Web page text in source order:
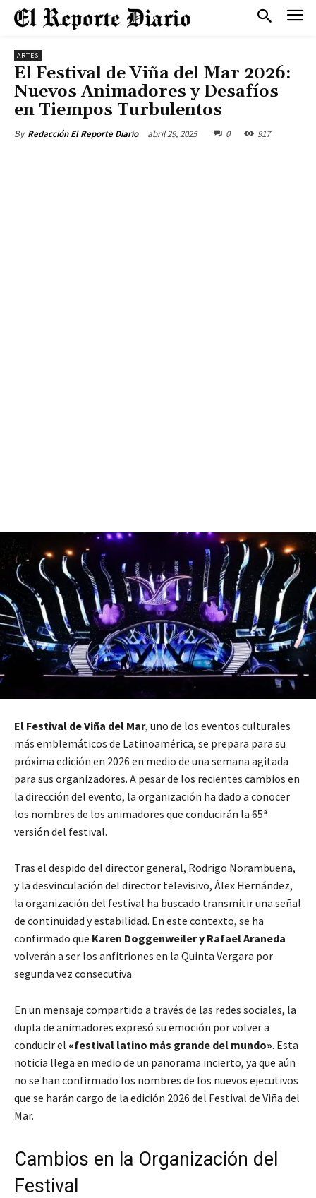
ARTES
El Festival de Viña del Mar 2026:
Nuevos Animadores y Desafíos
en Tiempos Turbulentos
By Redacción El Reporte Diario abril 29, 2025 0 917
El Festival de Viña del Mar, uno de los eventos culturales
más emblemáticos de Latinoamérica, se prepara para su
próxima edición en 2026 en medio de una semana agitada
para sus organizadores. A pesar de los recientes cambios en
la dirección del evento, la organización ha dado a conocer
los nombres de los animadores que conducirán la 65ª
versión del festival.
Tras el despido del director general, Rodrigo Norambuena,
y la desvinculación del director televisivo, Álex Hernández,
la organización del festival ha buscado transmitir una señal
de continuidad y estabilidad. En este contexto, se ha
confirmado que Karen Doggenweiler y Rafael Araneda
volverán a ser los anfitriones en la Quinta Vergara por
segunda vez consecutiva.
En un mensaje compartido a través de las redes sociales, la
dupla de animadores expresó su emoción por volver a
conducir el «festival latino más grande del mundo». Esta
noticia llega en medio de un panorama incierto, ya que aún
no se han confirmado los nombres de los nuevos ejecutivos
que se harán cargo de la edición 2026 del Festival de Viña del
Mar.
Cambios en la Organización del
Festival